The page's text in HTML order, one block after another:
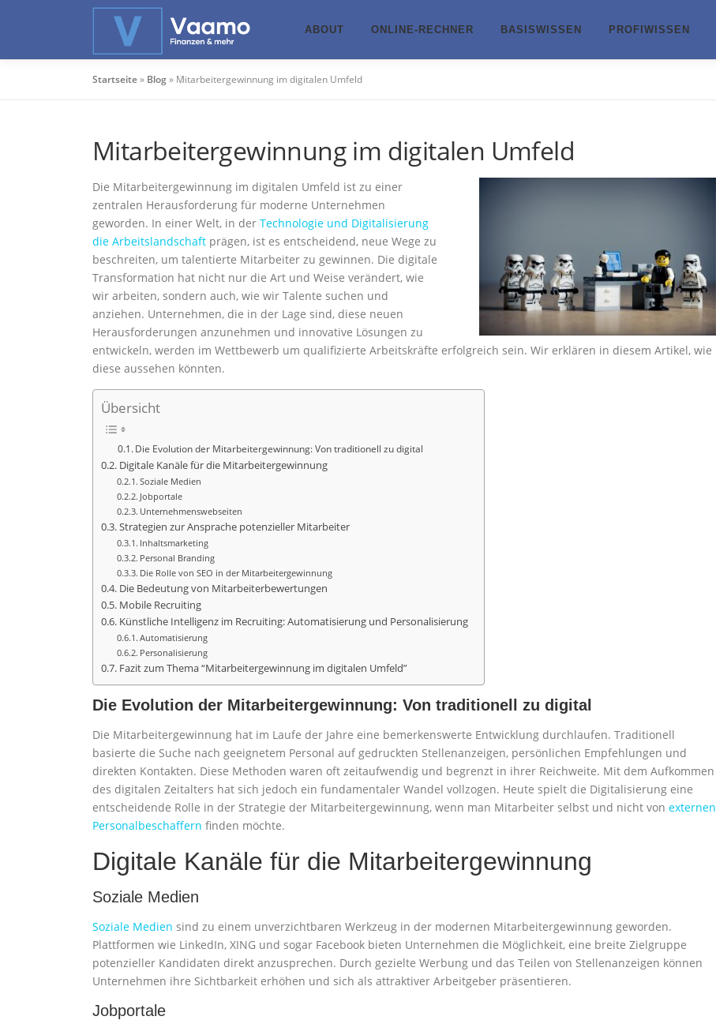
ABOUT ONLINE-RECHNER BASISWISSEN PROFIWISSEN
Startseite» Blog» Mitarbeitergewinnung im digitalen Umfeld
Mitarbeitergewinnung im digitalen Umfeld
Die Mitarbeitergewinnung im digitalen Umfeld ist zu einer
zentralen Herausforderung für moderne Unternehmen
geworden. In einer Welt, in der Technologie und Digitalisierung
die Arbeitslandschaft prägen, ist es entscheidend, neue Wege zu
beschreiten, um talentierte Mitarbeiter zu gewinnen. Die digitale
Transformation hat nicht nur die Art und Weise verändert, wie
wir arbeiten, sondern auch, wie wir Talente suchen und
anziehen. Unternehmen, die in der Lage sind, diese neuen
Herausforderungen anzunehmen und innovative Lösungen zu
entwickeln, werden im Wettbewerb um qualifizierte Arbeitskräfte erfolgreich sein. Wir erklären in diesem Artikel, wie
diese aussehen könnten.
Übersicht
Die Evolution der Mitarbeitergewinnung: Von traditionell zu digital
Digitale Kanäle für die Mitarbeitergewinnung
Soziale Medien
Jobportale
Unternehmenswebseiten
Strategien zur Ansprache potenzieller Mitarbeiter
Inhaltsmarketing
Personal Branding
Die Rolle von SEO in der Mitarbeitergewinnung
Die Bedeutung von Mitarbeiterbewertungen
Mobile Recruiting
Künstliche Intelligenz im Recruiting: Automatisierung und Personalisierung
Automatisierung
Personalisierung
Fazit zum Thema “Mitarbeitergewinnung im digitalen Umfeld”
Die Evolution der Mitarbeitergewinnung: Von traditionell zu digital
Die Mitarbeitergewinnung hat im Laufe der Jahre eine bemerkenswerte Entwicklung durchlaufen. Traditionell
basierte die Suche nach geeignetem Personal auf gedruckten Stellenanzeigen, persönlichen Empfehlungen und
direkten Kontakten. Diese Methoden waren oft zeitaufwendig und begrenzt in ihrer Reichweite. Mit dem Aufkommen
des digitalen Zeitalters hat sich jedoch ein fundamentaler Wandel vollzogen. Heute spielt die Digitalisierung eine
entscheidende Rolle in der Strategie der Mitarbeitergewinnung, wenn man Mitarbeiter selbst und nicht von externen
Personalbeschaffern finden möchte.
Digitale Kanäle für die Mitarbeitergewinnung
Soziale Medien
Soziale Medien sind zu einem unverzichtbaren Werkzeug in der modernen Mitarbeitergewinnung geworden.
Plattformen wie LinkedIn, XING und sogar Facebook bieten Unternehmen die Möglichkeit, eine breite Zielgruppe
potenzieller Kandidaten direkt anzusprechen. Durch gezielte Werbung und das Teilen von Stellenanzeigen können
Unternehmen ihre Sichtbarkeit erhöhen und sich als attraktiver Arbeitgeber präsentieren.
Jobportale